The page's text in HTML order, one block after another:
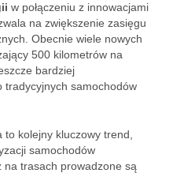
w połączeniu z innowacjami
na zwiększenie zasięgu
Obecnie wiele nowych
500 kilometrów na
bardziej
tradycyjnych samochodów
to kolejny kluczowy trend,
samochodów
trasach prowadzone są